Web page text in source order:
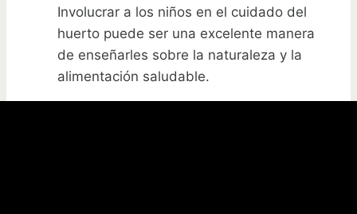
Involucrar a los niños en el cuidado del
huerto puede ser una excelente manera
de enseñarles sobre la naturaleza y la
alimentación saludable.